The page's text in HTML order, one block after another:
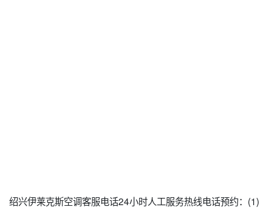
绍兴伊莱克斯空调客服电话24小时人工服务热线电话预约：(1)